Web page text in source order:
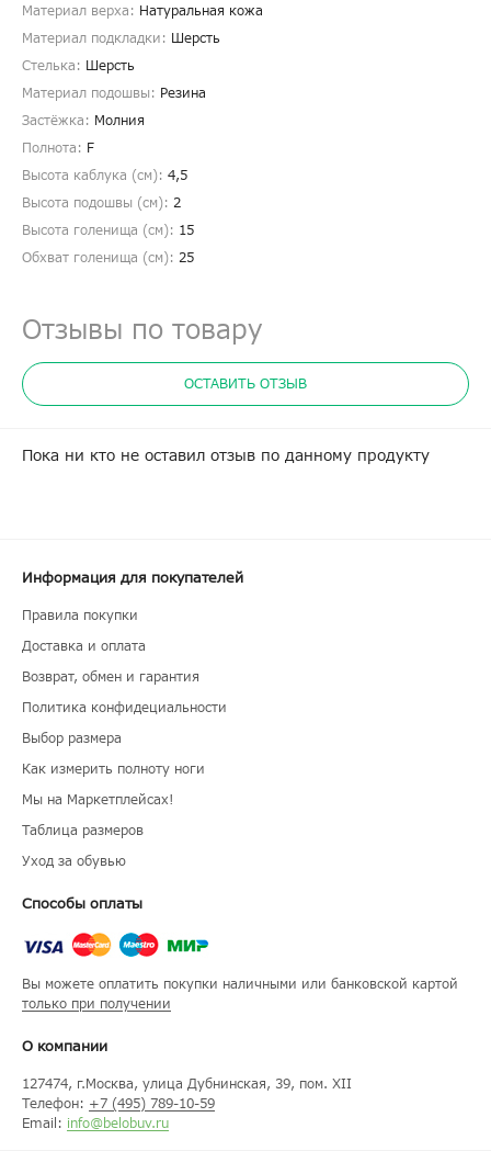
Материал верха: Натуральная кожа
Материал подкладки: Шерсть
Стелька: Шерсть
Материал подошвы: Резина
Застёжка: Молния
Полнота: F
Высота каблука (см): 4,5
Высота подошвы (см): 2
Высота голенища (cм): 15
Обхват голенища (cм): 25
Отзывы по товару
ОСТАВИТЬ ОТЗЫВ
Пока ни кто не оставил отзыв по данному продукту
Информация для покупателей
Правила покупки
Доставка и оплата
Возврат, обмен и гарантия
Политика конфидециальности
Выбор размера
Как измерить полноту ноги
Мы на Маркетплейсах!
Таблица размеров
Уход за обувью
Способы оплаты
Вы можете оплатить покупки наличными или банковской картой
только при получении
О компании
127474, г.Москва, улица Дубнинская, 39, пом. XII
Телефон: +7 (495) 789-10-59
Email: info@belobuv.ru